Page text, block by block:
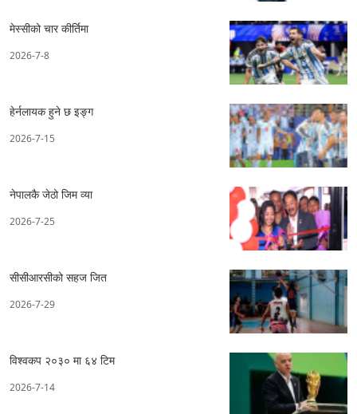
मेस्सीको चार कीर्तिमा
2026-7-8
हेर्नलायक हुने छ इङ्ग
2026-7-15
नेपालकै जेठो जिम व्या
2026-7-25
सीसीआरसीको सहज जित
2026-7-29
विश्वकप २०३० मा ६४ टिम
2026-7-14